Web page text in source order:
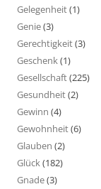
Gelegenheit(1)
Genie(3)
Gerechtigkeit(3)
Geschenk(1)
Gesellschaft(225)
Gesundheit(2)
Gewinn (4)
Gewohnheit(6)
Glauben (2)
Glück(182)
Gnade(3)